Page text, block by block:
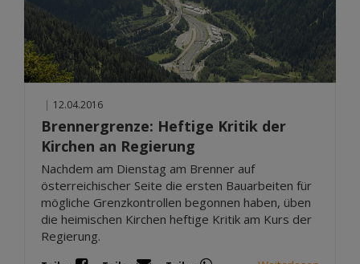
| 12.04.2016
Brennergrenze: Heftige Kritik der
Kirchen an Regierung
Nachdem am Dienstag am Brenner auf
österreichischer Seite die ersten Bauarbeiten für
mögliche Grenzkontrollen begonnen haben, üben
die heimischen Kirchen heftige Kritik am Kurs der
Regierung.